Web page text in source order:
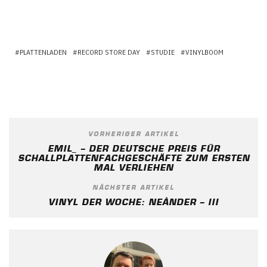
PLATTENLADEN RECORD STORE DAY STUDIE VINYLBOOM
VORHERIGER ARTIKEL
EMIL_ – DER DEUTSCHE PREIS FÜR
SCHALLPLATTENFACHGESCHÄFTE ZUM ERSTEN
MAL VERLIEHEN
NÄCHSTER ARTIKEL
VINYL DER WOCHE: NEÀNDER – III